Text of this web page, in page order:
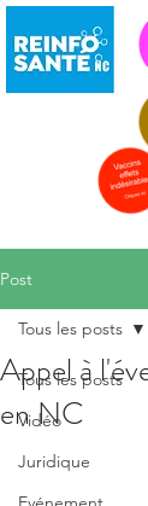
Post
Tous les posts
Vidéo
Juridique
Tous les posts
Appel à
en NC